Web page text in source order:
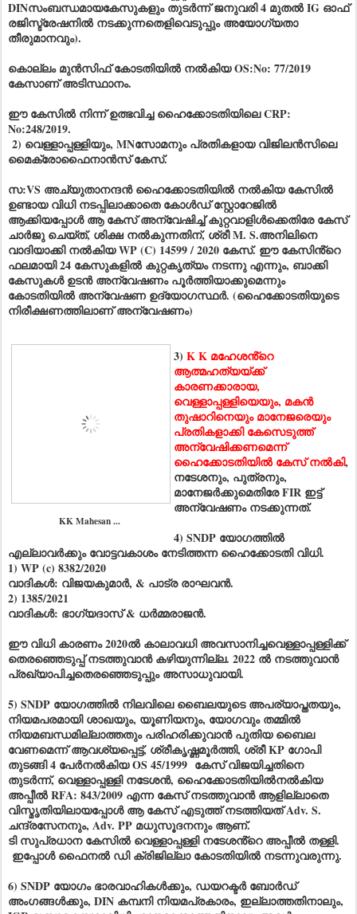
DINസംബന്ധമായകേസുകളും തുടർന്ന് ജനുവരി 4 മുതൽ IG ഓഫ്
രജിസ്ട്രേഷനിൽ നടക്കുന്നതെളിവെടുപ്പും അയോഗ്യതാ
തീരുമാനവും).
കൊല്ലം മുൻസിഫ് കോടതിയിൽ നൽകിയ OS:No: 77/2019
കേസാണ് അടിസ്ഥാനം.
ഈ കേസിൽ നിന്ന് ഉത്ഭവിച്ച ഹൈക്കോടതിയിലെ CRP:
No:248/2019.
2) വെള്ളാപ്പള്ളിയും, MNസോമനും പ്രതികളായ വിജിലൻസിലെ
മൈക്രോഫൈനാൻസ് കേസ്.
സ:VS അച്യുതാനന്ദൻ ഹൈക്കോടതിയിൽ നൽകിയ കേസിൽ
ഉണ്ടായ വിധി നടപ്പിലാക്കാതെ കോൾഡ് സ്റ്റോറേജിൽ
ആക്കിയപ്പോൾ ആ കേസ് അന്വേഷിച്ച് കുറ്റവാളിൾക്കെതിരേ കേസ്
ചാർജു ചെയ്ത്, ശിക്ഷ നൽകുന്നതിന്, ശ്രീ M. S.അനിലിനെ
വാദിയാക്കി നൽകിയ WP (C) 14599 / 2020 കേസ്. ഈ കേസിൻ്റെ
ഫലമായി 24 കേസുകളിൽ കുറ്റകൃത്യം നടന്നു എന്നും, ബാക്കി
കേസുകൾ ഉടൻ അന്വേഷണം പൂർത്തിയാക്കുമെന്നും
കോടതിയിൽ അന്വേഷണ ഉദ്യോഗസ്ഥർ. (ഹൈക്കോടതിയുടെ
നിരീക്ഷണത്തിലാണ് അന്വേഷണം)
KK Mahesan ...
3) K K മഹേശൻ്റെ
ആത്മഹത്യയ്ക്ക്
കാരണക്കാരായ,
വെള്ളാപ്പള്ളിയെയും, മകൻ
തുഷാറിനെയും മാനേജരെയും
പ്രതികളാക്കി കേസെടുത്ത്
അന്വേഷിക്കണമെന്ന്
ഹൈക്കോടതിയിൽ കേസ് നൽകി,
നടേശനും, പുത്രനും,
മാനേജർക്കുമെതിരേ FIR ഇട്ട്
അന്വേഷണം നടക്കുന്നത്.
4) SNDP യോഗത്തിൽ
എല്ലാവർക്കും വോട്ടവകാശം നേടിത്തന്ന ഹൈക്കോടതി വിധി.
1) WP (c) 8382/2020
വാദികൾ: വിജയകുമാർ, & പാട്ര രാഘവൻ.
2) 1385/2021
വാദികൾ: ഭാഗ്യദാസ് & ധർമ്മരാജൻ.
ഈ വിധി കാരണം 2020ൽ കാലാവധി അവസാനിച്ചവെള്ളാപ്പള്ളിക്ക്
തെരഞ്ഞെടുപ്പ് നടത്തുവാൻ കഴിയുന്നില്ല. 2022 ൽ നടത്തുവാൻ
പ്രഖ്യാപിച്ചതെരഞ്ഞെടുപ്പും അസാധുവായി.
5) SNDP യോഗത്തിൽ നിലവിലെ ബൈലയുടെ അപര്യാപ്തതയും,
നിയമപരമായി ശാഖയും, യൂണിയനും, യോഗവും തമ്മിൽ
നിയമബന്ധമില്ലാത്തതും പരിഹരിക്കുവാൻ പുതിയ ബൈല
വേണമെന്ന് ആവശ്യപ്പെട്ട്, ശ്രീകൃഷ്ണമൂർത്തി, ശ്രീ KP ഗോപി
തുടങ്ങി 4 പേർനൽകിയ OS 45/1999 കേസ് വിജയിച്ചതിനെ
തുടർന്ന്, വെള്ളാപ്പള്ളി നടേശൻ, ഹൈക്കോടതിയിൽനൽകിയ
അപ്പീൽ RFA: 843/2009 എന്ന കേസ് നടത്തുവാൻ ആളില്ലാതെ
വിസ്മൃതിയിലായപ്പോൾ ആ കേസ് എടുത്ത് നടത്തിയത് Adv. S.
ചന്ദ്രസേനനും, Adv. PP മധുസൂദനനും ആണ്.
ടി സുപ്രധാന കേസിൽ വെള്ളാപ്പള്ളി നടേശൻ്റെ അപ്പീൽ തള്ളി.
ഇപ്പോൾ ഫൈനൽ ഡി ക്രിജില്ലാ കോടതിയിൽ നടന്നുവരുന്നു.
6) SNDP യോഗം ഭാരവാഹികൾക്കും, ഡയറക്ടർ ബോർഡ്
അംഗങ്ങൾക്കും, DIN കമ്പനി നിയമപ്രകാരം, ഇല്ലാത്തതിനാലും,